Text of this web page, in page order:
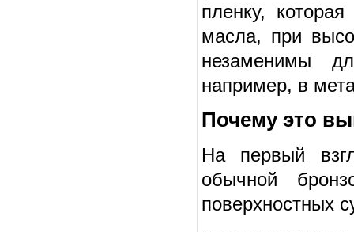
пленку,
масла, при
незаменимы
например, в
Почему это
На первый
обычной
поверхностных